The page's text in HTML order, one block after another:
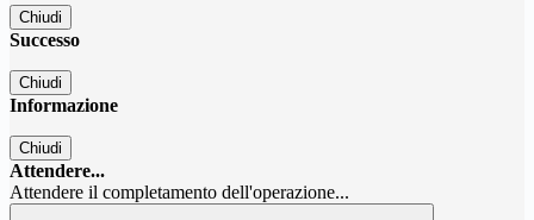
Chiudi
Successo
Chiudi
Informazione
Chiudi
Attendere...
Attendere il completamento dell'operazione...